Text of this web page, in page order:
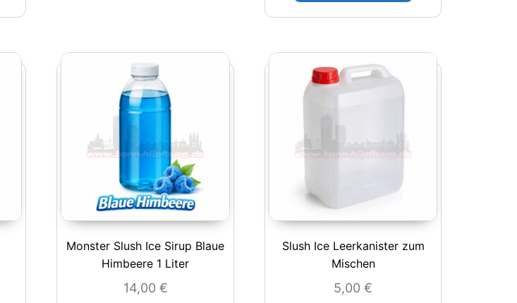
Monster Slush Ice Sirup Blaue
Himbeere 1 Liter
14,00 €
Slush Ice Leerkanister zum
Mischen
5,00€